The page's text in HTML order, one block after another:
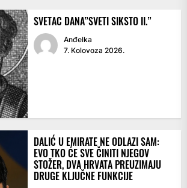
SVETAC DANA”SVETI SIKSTO II.”
Anđelka
7. Kolovoza 2026.
DALIĆ U EMIRATE NE ODLAZI SAM:
EVO TKO ĆE SVE ČINITI NJEGOV
STOŽER, DVA HRVATA PREUZIMAJU
DRUGE KLJUČNE FUNKCIJE